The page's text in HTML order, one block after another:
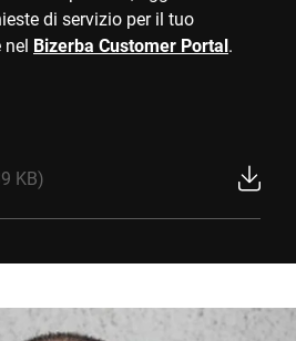
di servizio per il tuo
nel Bizerba Customer Portal.
KB)